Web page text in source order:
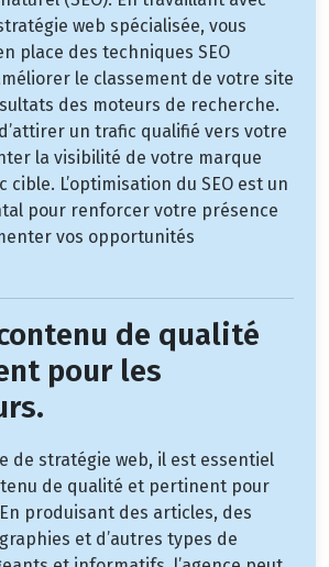
web spécialisée, vous
place des techniques SEO
le classement de votre site
des moteurs de recherche.
un trafic qualifié vers votre
la visibilité de votre marque
cible. L’optimisation du SEO est un
pour renforcer votre présence
vos opportunités
de qualité
pour les
de stratégie web, il est essentiel
de qualité et pertinent pour
produisant des articles, des
et d’autres types de